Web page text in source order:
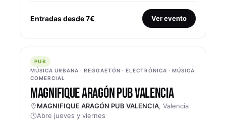
Entradas desde 7€ Ver evento
PUB
PUB
MÚSICA URBANA · REGGAETÓN · ELECTRÓNICA · MÚSICA
COMERCIAL
MAGNIFIQUE ARAGÓN PUB VALENCIA
MAGNIFIQUE ARAGÓN PUB VALENCIA, Valencia
Abre jueves y viernes